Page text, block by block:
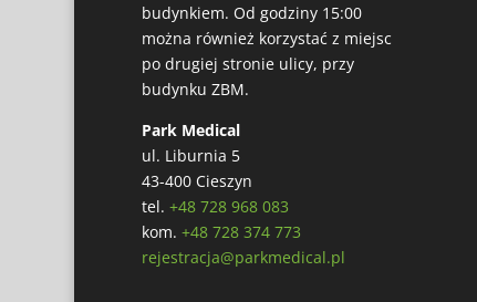
budynkiem. Od godziny 15:00
można również korzystać z miejsc
po drugiej stronie ulicy, przy
budynku ZBM.
Park Medical
ul. Liburnia 5
43-400 Cieszyn
tel. +48 728 968 083
kom. +48 728 374 773
rejestracja@parkmedical.pl